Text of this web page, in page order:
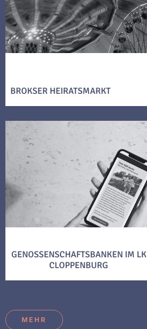
BROKSER HEIRATSMARKT
GENOSSENSCHAFTSBANKEN IM LK
CLOPPENBURG
MEHR